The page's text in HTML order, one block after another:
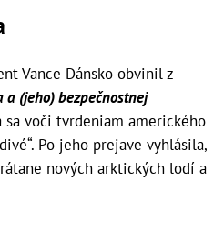
Vance Dánsko obvinil z
(jeho) bezpečnostnej
sa voči tvrdeniam amerického
Po jeho prejave vyhlásila,
nových arktických lodí a